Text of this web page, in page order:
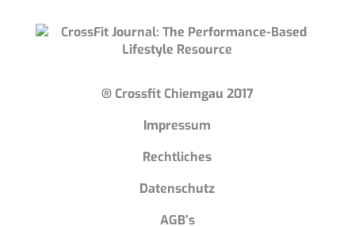
® Crossfit Chiemgau 2017
Impressum
Rechtliches
Datenschutz
AGB’s